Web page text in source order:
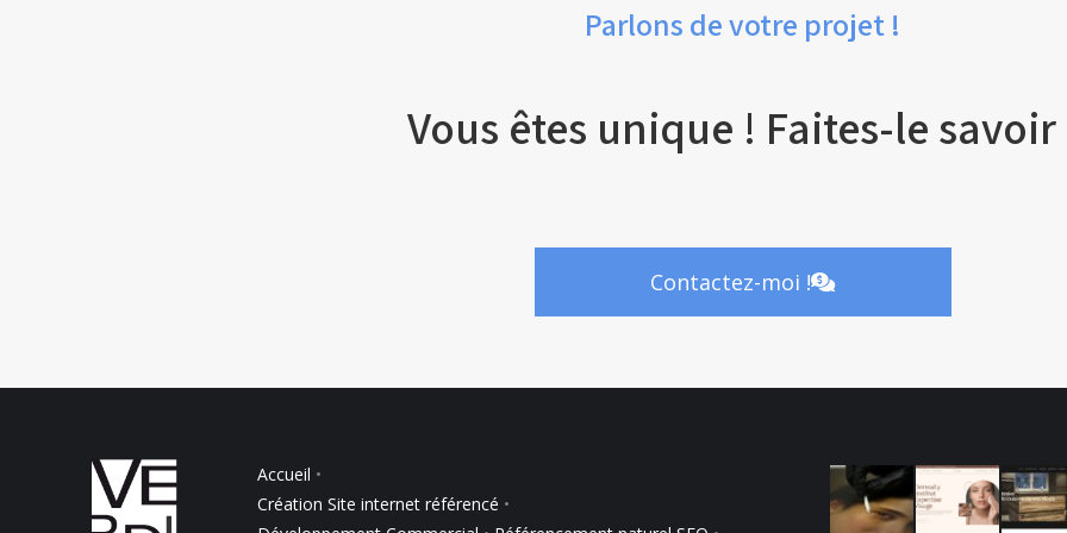
Parlons de votre projet !
Vous êtes unique ! Faites-le savoir
Contactez-moi !
Accueil •
Création Site internet référencé •